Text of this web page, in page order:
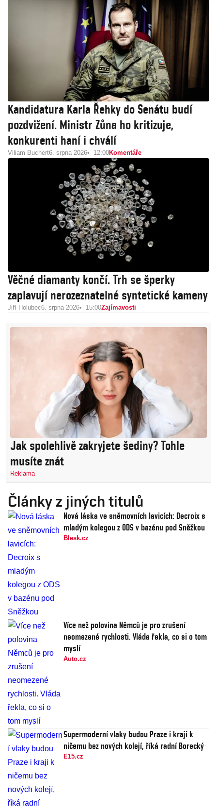
Kandidatura Karla Řehky do Senátu budí
pozdvižení. Ministr Zůna ho kritizuje,
konkurenti haní i chválí
Viliam Buchert6. srpna 2026 12:00Komentáře
Věčné diamanty končí. Trh se šperky
zaplavují nerozeznatelné syntetické kameny
Jiří Holubec6. srpna 2026 15:00Zajímavosti
Jak spolehlivě zakryjete šediny? Tohle
musíte znát
Reklama
Články z jiných titulů
Nová láska ve sněmovních lavicích: Decroix s
mladým kolegou z ODS v bazénu pod Sněžkou
Blesk.cz
Více než polovina Němců je pro zrušení
neomezené rychlosti. Vláda řekla, co si o tom
myslí
Auto.cz
Supermoderní vlaky budou Praze i kraji k
ničemu bez nových kolejí, říká radní Borecký
E15.cz